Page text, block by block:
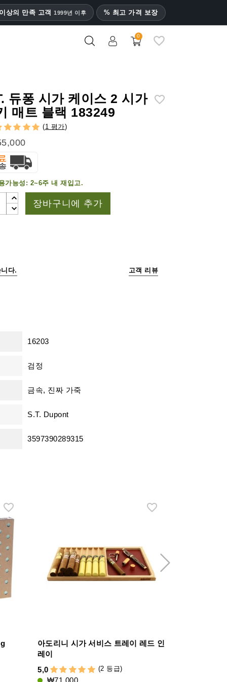
상의 만족 고객 1999년 이후 % 최고 가격 보장
0
듀퐁 시가 케이스 2 시가
매트 블랙 183249
(1 평가)
가능성: 2~6주 내 재입고.
장바구니에 추가
다. 고객 리뷰
16203
검정
금속, 진짜 가죽
S.T. Dupont
3597390289315
아도리니 시가 서비스 트레이 레드 인
레이
5,0
(2 등급)
₩71,000